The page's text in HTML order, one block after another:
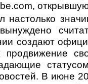
настолько
создают
продвижение
В июне